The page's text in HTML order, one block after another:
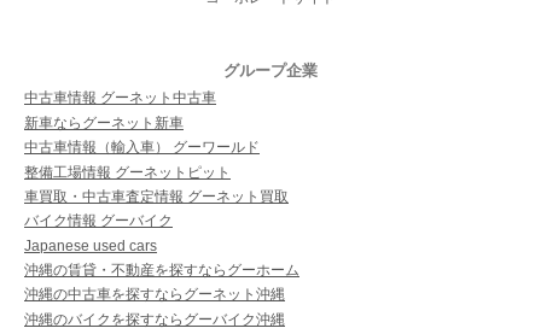
グループ企業
中古車情報 グーネット中古車
新車ならグーネット新車
中古車情報（輸入車） グーワールド
整備工場情報 グーネットピット
車買取・中古車査定情報 グーネット買取
バイク情報 グーバイク
Japanese used cars
沖縄の賃貸・不動産を探すならグーホーム
沖縄の中古車を探すならグーネット沖縄
沖縄のバイクを探すならグーバイク沖縄